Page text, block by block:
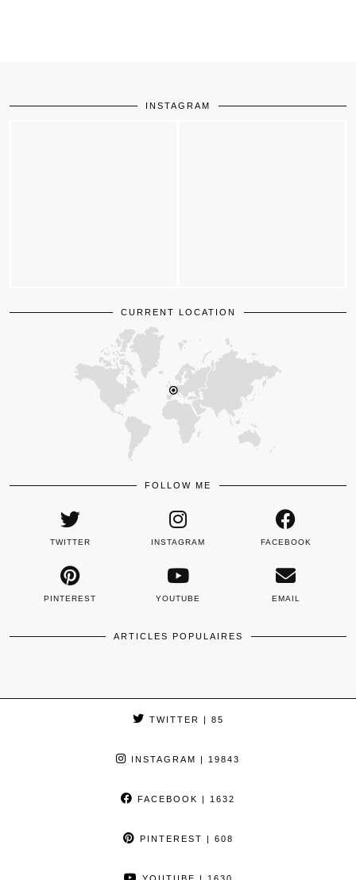
INSTAGRAM
CURRENT LOCATION
FOLLOW ME
TWITTER INSTAGRAM FACEBOOK
PINTEREST YOUTUBE EMAIL
ARTICLES POPULAIRES
TWITTER | 85
INSTAGRAM | 19843
FACEBOOK | 1632
PINTEREST | 608